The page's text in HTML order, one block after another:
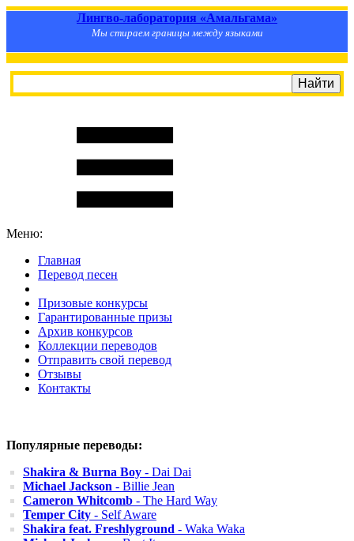
Лингво-лаборатория «Амальгама»
Мы стираем границы между языками
Меню:
Главная
Перевод песен
Призовые конкурсы
Гарантированные призы
Архив конкурсов
Коллекции переводов
Отправить свой перевод
Отзывы
Контакты
Популярные переводы:
Shakira & Burna Boy - Dai Dai
Michael Jackson - Billie Jean
Cameron Whitcomb - The Hard Way
Temper City - Self Aware
Shakira feat. Freshlyground - Waka Waka